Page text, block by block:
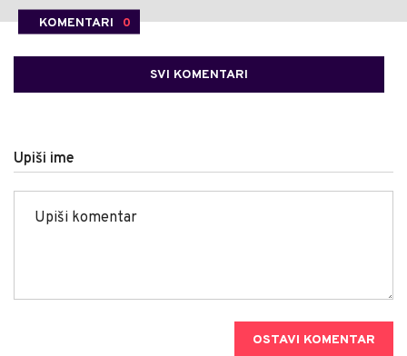
KOMENTARI 0
SVI KOMENTARI
Upiši ime
OSTAVI KOMENTAR